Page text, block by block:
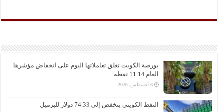
بورصة الكويت تغلق تعاملاتها اليوم على انخفاض مؤشرها
العام 11.14 نقطة
6 أغسطس، 2026
النفط الكويتي ينخفض إلى 74.33 دولار للبرميل